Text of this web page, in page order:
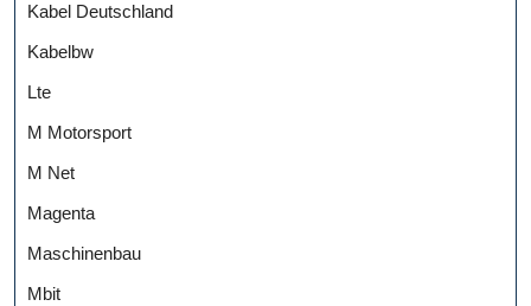
Kabel Deutschland
Kabelbw
Lte
M Motorsport
M Net
Magenta
Maschinenbau
Mbit